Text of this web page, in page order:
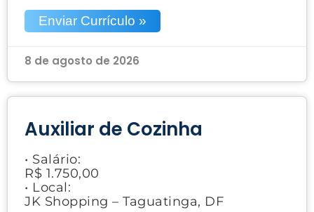
Enviar Currículo »
8 de agosto de 2026
Auxiliar de Cozinha
• Salário:
R$ 1.750,00
• Local:
JK Shopping – Taguatinga, DF